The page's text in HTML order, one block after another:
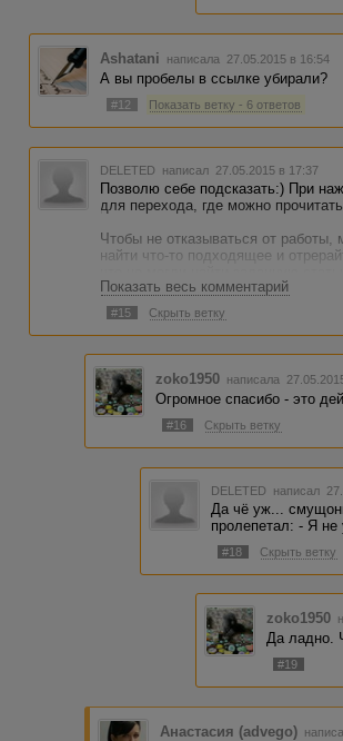
Ashatani написала 27.05.2015 в 16:54
А вы пробелы в ссылке убирали?
#12 Показать ветку - 6 ответов
DELETED написал 27.05.2015 в 17:37
Позволю себе подсказать:) При
для перехода, где можно
Чтобы не отказываться от работы,
найти что-то подходящее и
доработку. Так сохраните свою
конечно) на поправку...
Показать весь комментарий
#15 Скрыть ветку
zoko1950 написала
Огромное спасибо - это
#16 Скрыть ветку
DELETED написал
Да чё уж...
пролепетал: - Я
#18 Скрыть ветку
zoko1950
Да ладно.
#19
Анастасия (advego)